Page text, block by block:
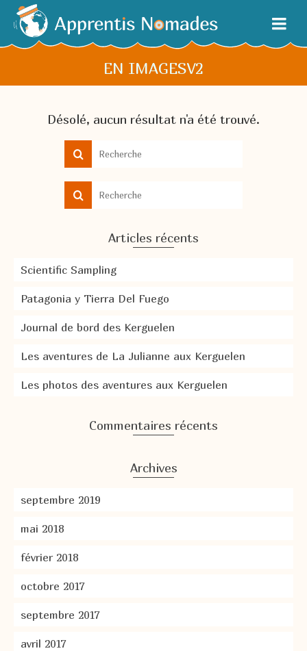
EN IMAGESV2
Désolé, aucun résultat n'a été trouvé.
Articles récents
Scientific Sampling
Patagonia y Tierra Del Fuego
Journal de bord des Kerguelen
Les aventures de La Julianne aux Kerguelen
Les photos des aventures aux Kerguelen
Commentaires récents
Archives
septembre 2019
mai 2018
février 2018
octobre 2017
septembre 2017
avril 2017